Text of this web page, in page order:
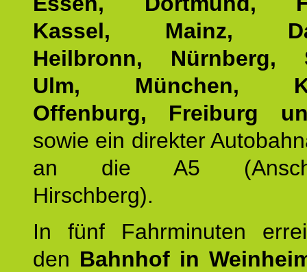
Kassel, Mainz,
Heilbronn, Nürnberg,
Ulm, München,
Offenburg, Freiburg
sowie ein direkter
an die A5
Hirschberg).
In fünf Fahrminuten
den Bahnhof in